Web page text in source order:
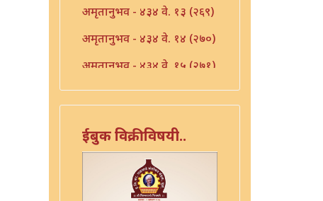
अमृतानुभव - ४३४ वे. १३ (२६९)
अमृतानुभव - ४३४ वे. १४ (२७०)
अमृतानुभव - ४३४ वे. १५ (२७१)
अमृतानुभव - ४३४ वे. १६ (२७२)
अमृतानुभव - ४३४ वे. ८ (२६४)
अमृतानुभव - ४३४ वे. ९ (२६५)
ईबुक विक्रीविषयी..